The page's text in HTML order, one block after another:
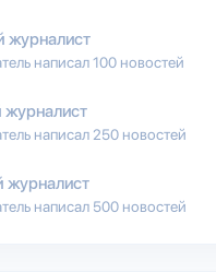
журналист
написал 100 новостей
журналист
написал 250 новостей
журналист
написал 500 новостей